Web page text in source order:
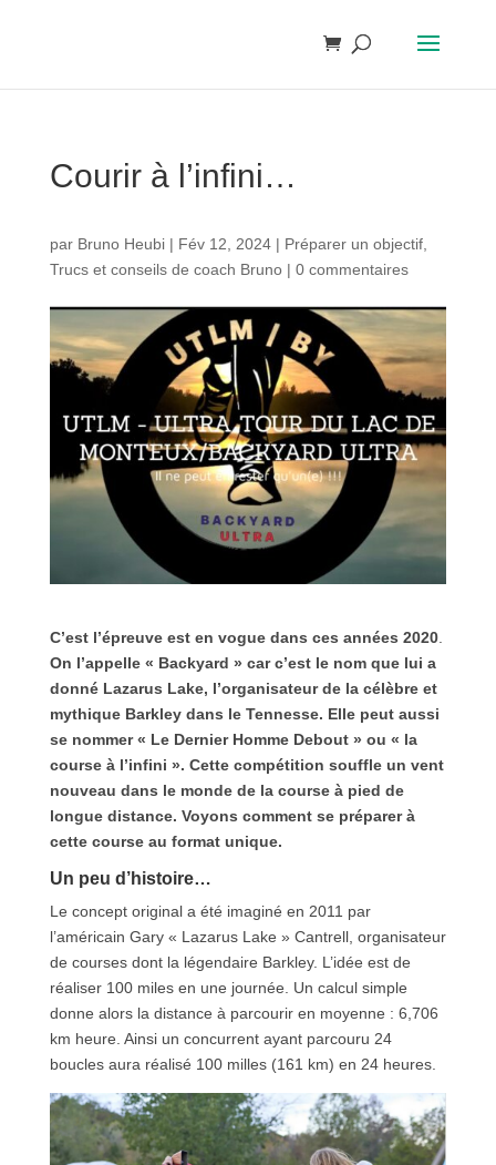
Courir à l’infini…
par Bruno Heubi| Fév 12, 2024| Préparer un objectif,
Trucs et conseils de coach Bruno| 0 commentaires
C’est l’épreuve est en vogue dans ces années 2020.
On l’appelle « Backyard » car c’est le nom que lui a
donné Lazarus Lake, l’organisateur de la célèbre et
mythique Barkley dans le Tennesse. Elle peut aussi
se nommer « Le Dernier Homme Debout » ou « la
course à l’infini ». Cette compétition souffle un vent
nouveau dans le monde de la course à pied de
longue distance. Voyons comment se préparer à
cette course au format unique.
Un peu d’histoire…
Le concept original a été imaginé en 2011 par
l’américain Gary « Lazarus Lake » Cantrell, organisateur
de courses dont la légendaire Barkley. L’idée est de
réaliser 100 miles en une journée. Un calcul simple
donne alors la distance à parcourir en moyenne : 6,706
km heure. Ainsi un concurrent ayant parcouru 24
boucles aura réalisé 100 milles (161 km) en 24 heures.